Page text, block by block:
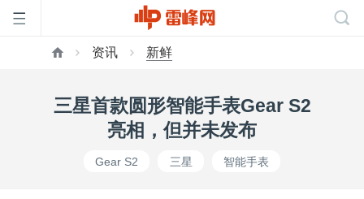
资讯 新鲜
三星首款圆形智能手表Gear S2
亮相，但并未发布
Gear S2 三星 智能手表